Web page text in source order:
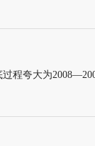
程夸大为